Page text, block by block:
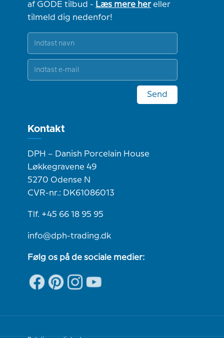
af GODE tilbud - Læs mere hereller
tilmeld dig nedenfor!
Send
Kontakt
DPH – Danish Porcelain House
Løkkegravene 49
5270 Odense N
CVR-nr.: DK61086013
Tlf. +45 66 18 95 95
info@dph-trading.dk
Følg os på de sociale medier: